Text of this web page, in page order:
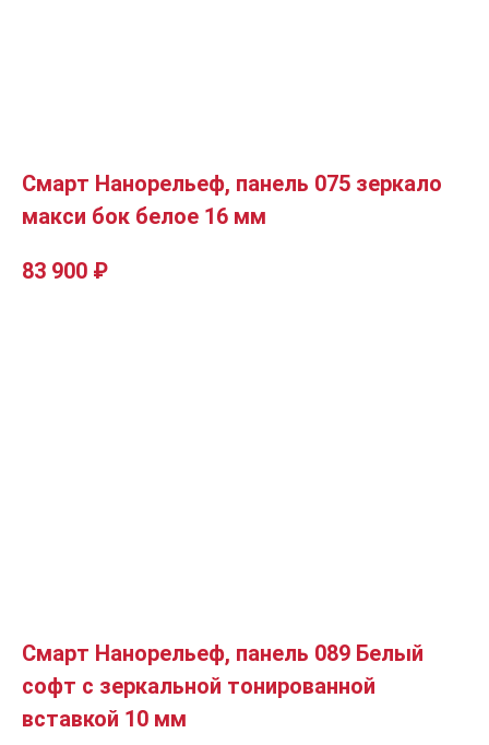
Смарт Нанорельеф, панель 075 зеркало
макси бок белое 16 мм
83 900 ₽
Смарт Нанорельеф, панель 089 Белый
софт с зеркальной тонированной
вставкой 10 мм